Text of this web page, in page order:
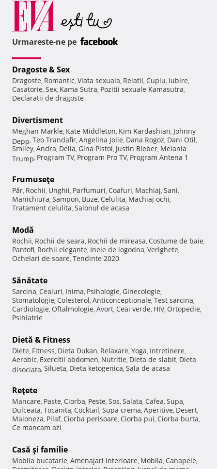
Urmareste-ne pe
Dragoste & Sex
Dragoste, Romantic, Viata sexuala, Relatii, Cuplu, Iubire,
Casatorie, Sex, Kama Sutra, Pozitii sexuale Kamasutra,
Declaratii de dragoste
Divertisment
Meghan Markle, Kate Middleton, Kim Kardashian, Johnny
Depp, Teo Trandafir, Angelina Jolie, Dana Rogoz, Dani Otil,
Smiley, Andra, Delia, Gina Pistol, Justin Bieber, Melania
Trump, Program TV, Program Pro TV, Program Antena 1
Frumuseţe
Păr, Rochii, Unghii, Parfumuri, Coafuri, Machiaj, Sani,
Manichiura, Sampon, Buze, Celulita, Machiaj ochi,
Tratament celulita, Salonul de acasa
Modă
Rochii, Rochii de seara, Rochii de mireasa, Costume de baie,
Pantofi, Rochii elegante, Inele de logodna, Verighete,
Ochelari de soare, Tendinte 2020
Sănătate
Sarcina, Ceaiuri, Inima, Psihologie, Ginecologie,
Stomatologie, Colesterol, Anticonceptionale, Test sarcina,
Cardiologie, Oftalmologie, Avort, Ceai verde, HIV, Ortopedie,
Psihiatrie
Dietă & Fitness
Diete, Fitness, Dieta Dukan, Relaxare, Yoga, Intretinere,
Aerobic, Exercitii abdomen, Nutritie, Dieta de slabit, Dieta
disociata, Silueta, Dieta ketogenica, Sala de acasa
Reţete
Mancare, Paste, Ciorba, Peste, Sos, Salata, Cafea, Supa,
Dulceata, Tocanita, Cocktail, Supa crema, Aperitive, Desert,
Maioneza, Pilaf, Ciorba perisoare, Ciorba pui, Ciorba burta,
Ce mancam azi
Casă şi familie
Mobila bucatarie, Amenajari interioare, Mobila, Canapele,